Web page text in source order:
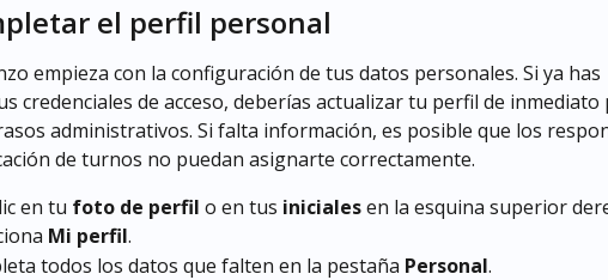
el perfil personal
empieza con la configuración de tus datos personales. Si ya has
credenciales de acceso, deberías actualizar tu perfil de inmediato
administrativos. Si falta información, es posible que los
de turnos no puedan asignarte correctamente.
en tu foto de perfil o en tus iniciales en la esquina superior
Mi perfil.
todos los datos que falten en la pestaña Personal.